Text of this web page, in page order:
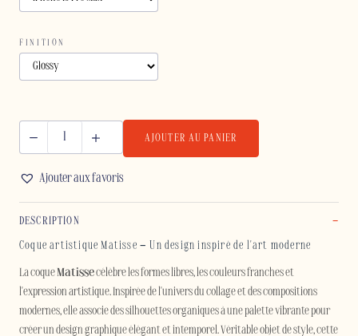
FINITION
MATISSE
-
IPHONE
AJOUTER AU PANIER
Ajouter aux favoris
DESCRIPTION
Coque artistique Matisse – Un design inspiré de l'art moderne
La coqueMatissecélèbre les formes libres, les couleurs franches et
l'expression artistique. Inspirée de l'univers du collage et des compositions
modernes, elle associe des silhouettes organiques à une palette vibrante pour
créer un design graphique élégant et intemporel. Véritable objet de style, cette